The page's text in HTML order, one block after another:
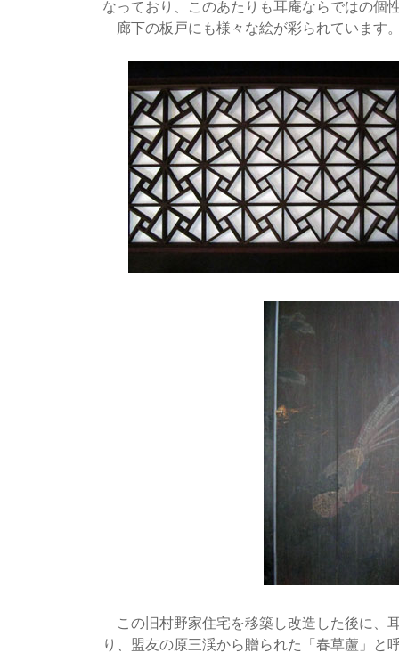
なっており、このあたりも耳庵ならではの個
廊下の板戸にも様々な絵が彩られています
この旧村野家住宅を移築し改造した後に、
り、盟友の原三渓から贈られた「春草蘆」と